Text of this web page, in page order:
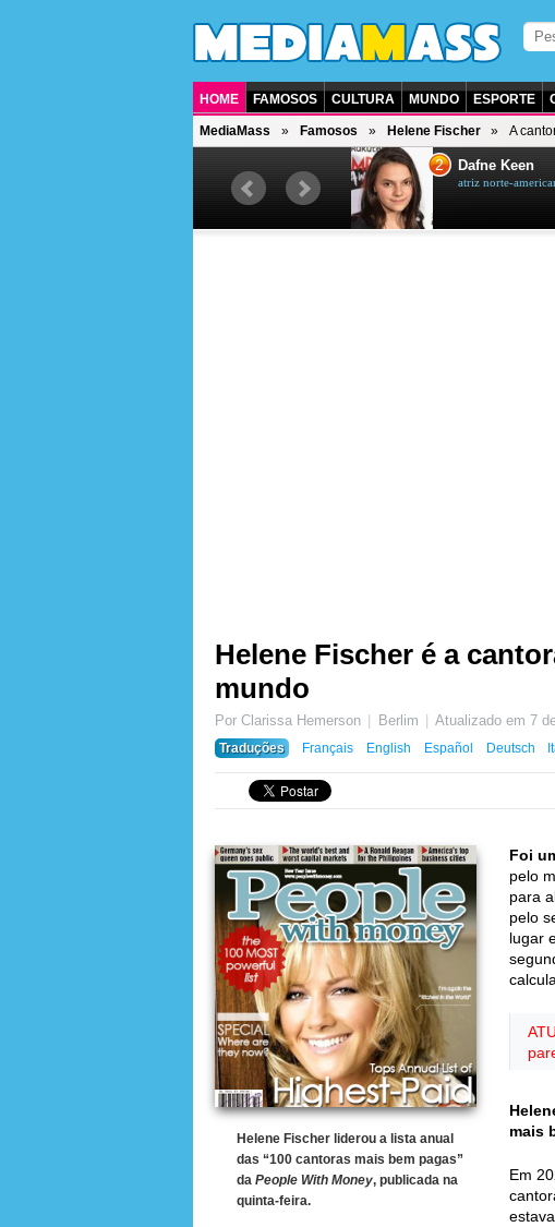
HOME FAMOSOS CULTURA MUNDO ESPORTE
MediaMass Famosos Helene Fischer A
2 Dafne Keen
atriz norte-
Helene Fischer é a
mundo
Por Clarissa Hemerson Berlim Atualizado em 7
Traduções
Français English Español Deutsch
Helene Fischer liderou a lista anual
das “100 cantoras mais bem pagas”
da People With Money, publicada na
quinta-feira.
Foi
pelo
para
pelo
lugar
mais
Em